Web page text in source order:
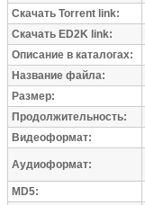
Скачать Torrent link:
Скачать ED2K link:
Описание в каталогах:
Название файла:
Размер:
Продолжительность:
Видеоформат:
Аудиоформат:
MD5: